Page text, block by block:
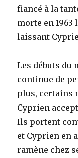
fiancé à la
morte en
laissant
Les débuts
continue de
plus, certains
Cyprien
Ils portent
et Cyprien en
ramène chez